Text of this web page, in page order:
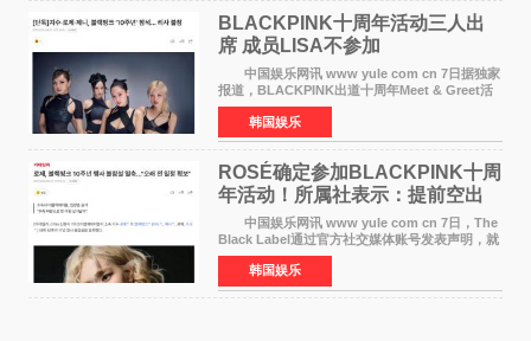
BLACKPINK十周年活动三人出
席 成员LISA不参加
中国娱乐网讯 www yule com cn 7日据独家
报道，BLACKPINK出道十周年Meet & Greet活
动将由智秀、ROS&Eacute;、JENNIE出席，
LISA将缺席。 此前BLACKPINK所属社YG并
未为组合出道十周年做
韩国娱乐
ROSÉ确定参加BLACKPINK十周
年活动！所属社表示：提前空出
了时间
中国娱乐网讯 www yule com cn 7日，The
Black Label通过官方社交媒体账号发表声明，就
近期网络上关于ROS&Eacute;个人行程及是否参
加BLACKPINK出道纪念活动的种种猜测作出正
式回应。 Th
韩国娱乐